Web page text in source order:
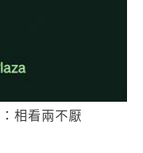
相看兩不厭